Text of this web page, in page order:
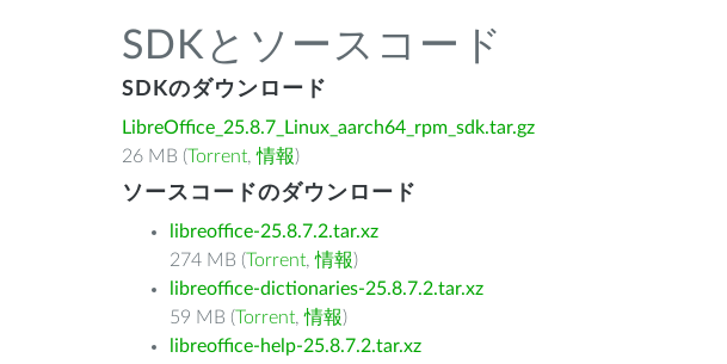
SDKとソースコード
SDKのダウンロード
LibreOffice_25.8.7_Linux_aarch64_rpm_sdk.tar.gz
26 MB (Torrent,情報)
ソースコードのダウンロード
libreoffice-25.8.7.2.tar.xz
274 MB (Torrent,情報)
libreoffice-dictionaries-25.8.7.2.tar.xz
59 MB (Torrent,情報)
libreoffice-help-25.8.7.2.tar.xz